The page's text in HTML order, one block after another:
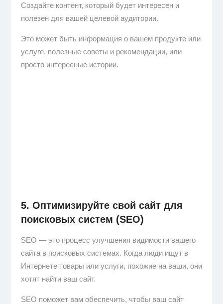
Создайте контент, который будет интересен и
полезен для вашей целевой аудитории.
Это может быть информация о вашем продукте или
услуге, полезные советы и рекомендации, или
просто интересные истории.
5. Оптимизируйте свой сайт для
поисковых систем (SEO)
SEO — это процесс улучшения видимости вашего
сайта в поисковых системах. Когда люди ищут в
Интернете товары или услуги, похожие на ваши, они
хотят найти ваш сайт.
SEO поможет вам обеспечить, чтобы ваш сайт